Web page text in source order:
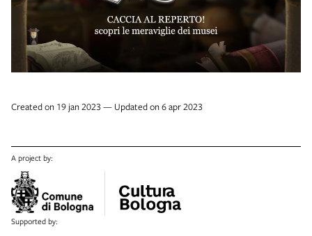
Created on 19 jan 2023 — Updated on 6 apr 2023
A project by:
Supported by: